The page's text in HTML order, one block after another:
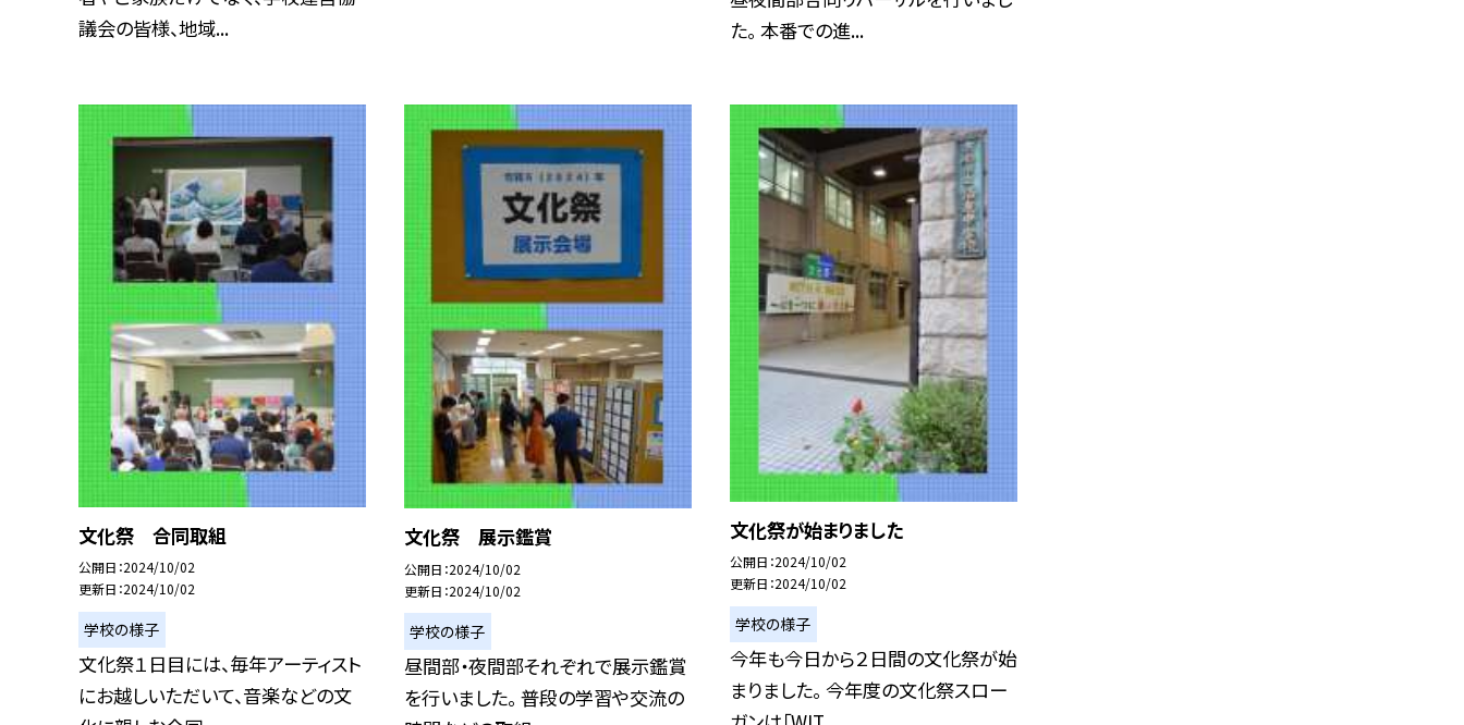
議会の皆様、地域...
た。 本番での進...
文化祭 合同取組
公開日 2024/10/02
更新日 2024/10/02
学校の様子
文化祭１日目には、毎年アーティスト
にお越しいただいて、音楽などの文
文化祭 展示鑑賞
公開日 2024/10/02
更新日 2024/10/02
学校の様子
昼間部・夜間部それぞれで展示鑑賞
を行いました。 普段の学習や交流の
文化祭が始まりました
公開日 2024/10/02
更新日 2024/10/02
学校の様子
今年も今日から２日間の文化祭が始
まりました。 今年度の文化祭スロー